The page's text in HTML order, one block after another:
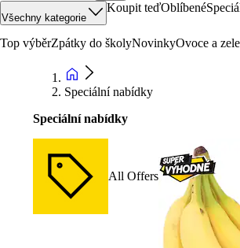
Všechny kategorie
Koupit teďOblíbené
Top výběrZpátky do školyNovinkyOvoce a
Speciální nabídky
Speciální nabídky
All Offers